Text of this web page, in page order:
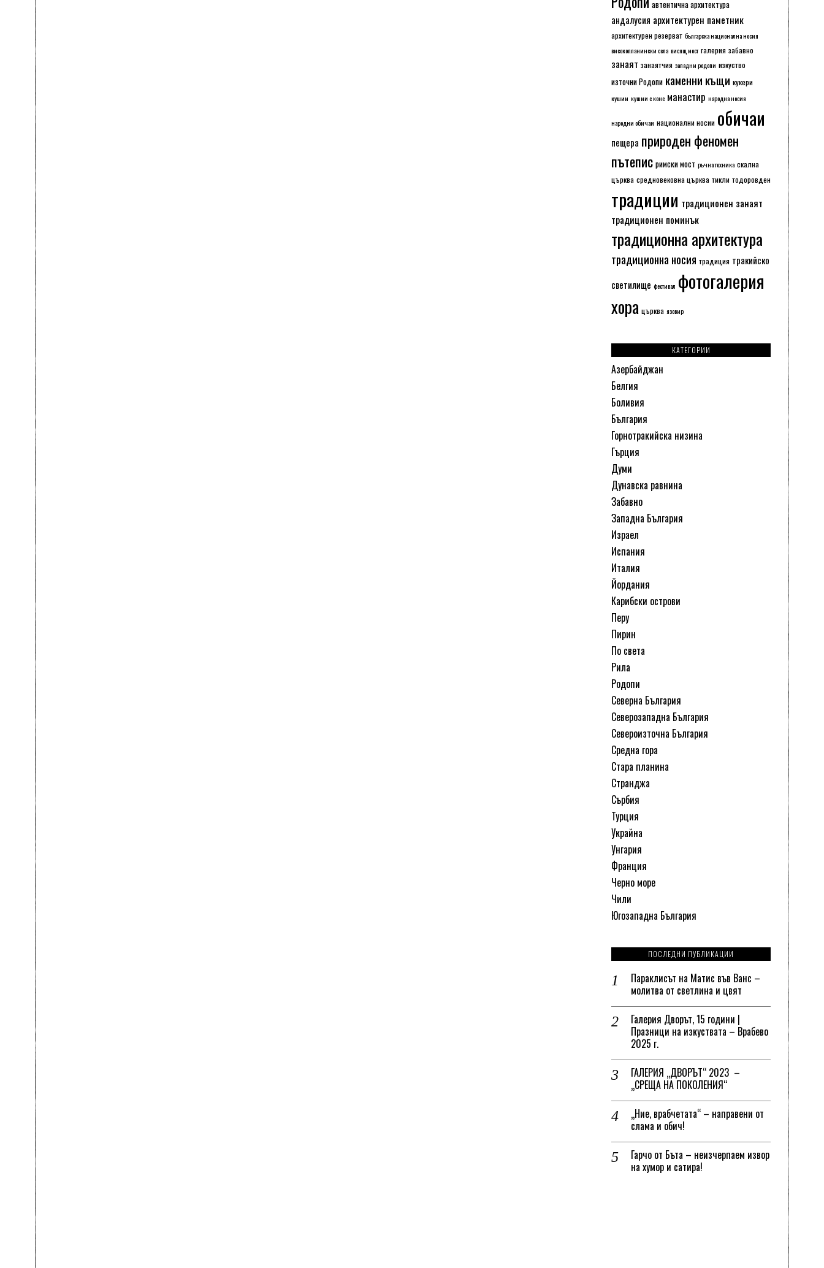
автентична архитектура
андалусия архитектурен паметник
архитектурен резерват българска национална носия
високопланински села висящ мост галерия забавно
занаят занаятчия западни родопи изкуство
източни Родопи каменни къщи кукери
кушии кушии с коне манастир народна носия
народни обичаи национални носии обичаи
пещера природен феномен
пътепис римски мост ръчна техника скална
църква средновековна църква тикли тодоровден
традиции традиционен занаят
традиционен поминък
традиционна архитектура
традиционна носия традиция тракийско
светилище фестивал фотогалерия
хора църква язовир
КАТЕГОРИИ
Азербайджан
Белгия
Боливия
България
Горнотракийска низина
Гърция
Думи
Дунавска равнина
Забавно
Западна България
Израел
Испания
Италия
Йордания
Карибски острови
Перу
Пирин
По света
Рила
Родопи
Северна България
Северозападна България
Североизточна България
Средна гора
Стара планина
Странджа
Сърбия
Турция
Украйна
Унгария
Франция
Черно море
Чили
Югозападна България
ПОСЛЕДНИ ПУБЛИКАЦИИ
Параклисът на Матис във Ванс –
молитва от светлина и цвят
Галерия Дворът, 15 години |
Празници на изкуствата – Врабево
2025 г.
ГАЛЕРИЯ „ДВОРЪТ“ 2023 –
„СРЕЩА НА ПОКОЛЕНИЯ“
„Ние, врабчетата“ – направени от
слама и обич!
Гарчо от Бъта – неизчерпаем извор
на хумор и сатира!